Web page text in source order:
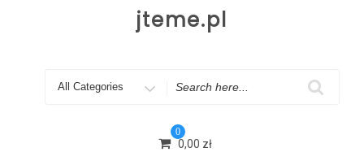
jteme.pl
Search
0
0,00 zł